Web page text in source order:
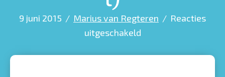
9 juni 2015 / Marius van Regteren / Reacties
uitgeschakeldvoor